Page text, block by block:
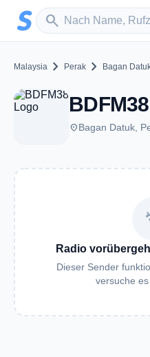
Zum Hauptinhalt springen
search
Sender suchen
Malaysia chevron_right Perak chevron_right Bagan
placeBagan Datuk,
Radio
Dieser Sender
versuche